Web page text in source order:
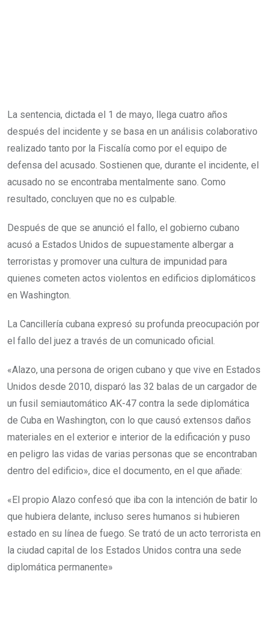
La sentencia, dictada el 1 de mayo, llega cuatro años
después del incidente y se basa en un análisis colaborativo
realizado tanto por la Fiscalía como por el equipo de
defensa del acusado. Sostienen que, durante el incidente, el
acusado no se encontraba mentalmente sano. Como
resultado, concluyen que no es culpable.
Después de que se anunció el fallo, el gobierno cubano
acusó a Estados Unidos de supuestamente albergar a
terroristas y promover una cultura de impunidad para
quienes cometen actos violentos en edificios diplomáticos
en Washington.
La Cancillería cubana expresó su profunda preocupación por
el fallo del juez a través de un comunicado oficial.
«Alazo, una persona de origen cubano y que vive en Estados
Unidos desde 2010, disparó las 32 balas de un cargador de
un fusil semiautomático AK-47 contra la sede diplomática
de Cuba en Washington, con lo que causó extensos daños
materiales en el exterior e interior de la edificación y puso
en peligro las vidas de varias personas que se encontraban
dentro del edificio», dice el documento, en el que añade:
«El propio Alazo confesó que iba con la intención de batir lo
que hubiera delante, incluso seres humanos si hubieren
estado en su línea de fuego. Se trató de un acto terrorista en
la ciudad capital de los Estados Unidos contra una sede
diplomática permanente»